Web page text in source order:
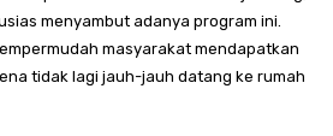
menyambut adanya program ini.
masyarakat mendapatkan
tidak lagi jauh-jauh datang ke rumah